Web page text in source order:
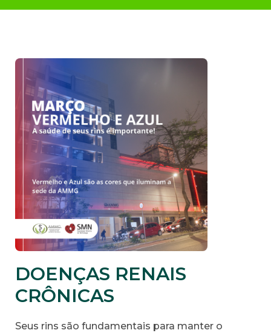
DOENÇAS RENAIS
CRÔNICAS
Seus rins são fundamentais para manter o